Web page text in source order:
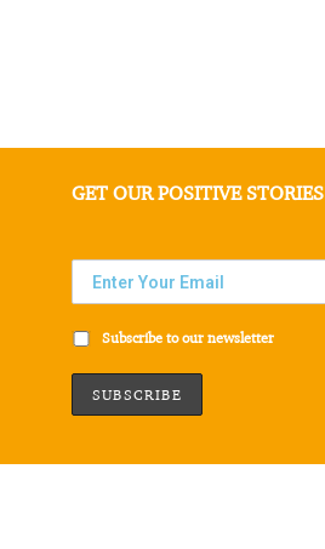
GET OUR POSITIVE STORIES
Subscribe to our newsletter